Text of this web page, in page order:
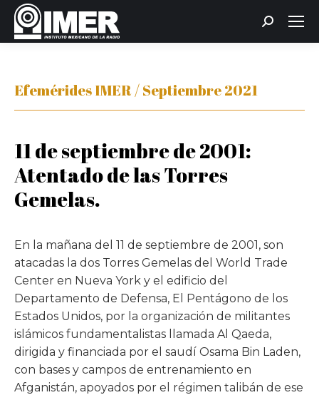
Buscar:
Efemérides IMER / Septiembre 2021
11 de septiembre de 2001:
Atentado de las Torres
Gemelas.
En la mañana del 11 de septiembre de 2001, son
atacadas la dos Torres Gemelas del World Trade
Center en Nueva York y el edificio del
Departamento de Defensa, El Pentágono de los
Estados Unidos, por la organización de militantes
islámicos fundamentalistas llamada Al Qaeda,
dirigida y financiada por el saudí Osama Bin Laden,
con bases y campos de entrenamiento en
Afganistán, apoyados por el régimen talibán de ese